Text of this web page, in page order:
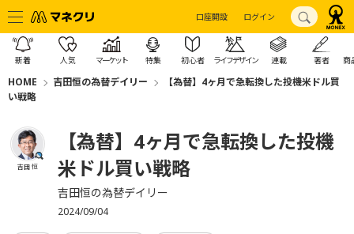
口座開設 ログイン
新着 人気 マーケット 特集 初心者 ライフデザイン 連載 著者 商
HOME 吉田恒の為替デイリー
【為替】4ヶ月で急転換した投機米ドル買
い戦略
吉田 恒
【為替】4ヶ月で急転換した投機
米ドル買い戦略
吉田恒の為替デイリー
2024/09/04